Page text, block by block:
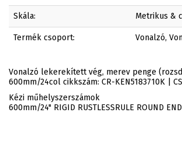
Skála: Metrikus &
Termék csoport: Vonalzó,
Vonalzó lekerekített vég, merev penge
600mm/24col cikkszám: CR-KEN5183710K |
Kézi műhelyszerszámok
600mm/24" RIGID RUSTLESSRULE ROUND END